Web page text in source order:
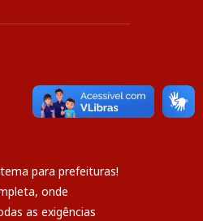
para prefeituras!
onde
as exigências